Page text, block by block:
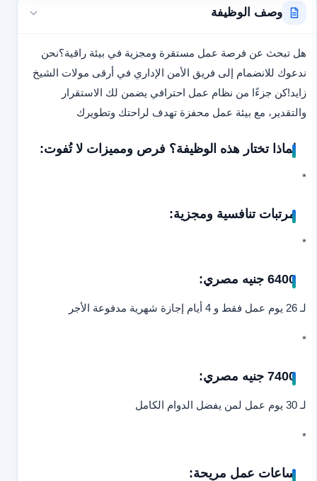
وصف الوظيفة
هل تبحث عن فرصة عمل مستقرة ومجزية في بيئة راقية؟نحن
ندعوك للانضمام إلى فريق الأمن الإداري في أرقى مولات الشيخ
زايد!كن جزءًا من نظام عمل احترافي يضمن لك الاستقرار
والتقدير، مع بيئة عمل محفزة تهدف لراحتك وتطويرك
لماذا تختار هذه الوظيفة؟ فرص ومميزات لا تُفوت:
*
مرتبات تنافسية ومجزية:
*
6400 جنيه مصري:
لـ 26 يوم عمل فقط و 4 أيام إجازة شهرية مدفوعة الأجر
*
7400 جنيه مصري:
لـ 30 يوم عمل لمن يفضل الدوام الكامل
*
ساعات عمل مريحة: